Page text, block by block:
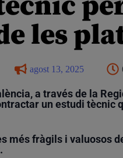
les
agost 13, 2025
a través de la
un estudi tècnic
més fràgils i valuosos